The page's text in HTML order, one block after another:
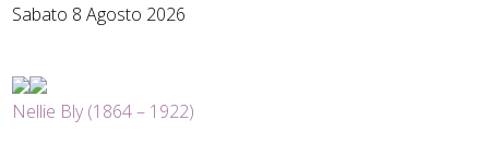
Sabato 8 Agosto 2026
Nellie Bly (1864 – 1922)